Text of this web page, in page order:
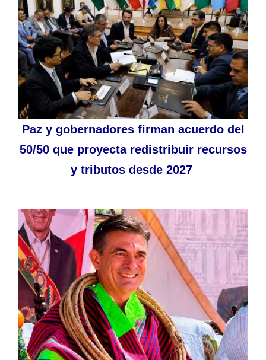
Paz y gobernadores firman acuerdo del
50/50 que proyecta redistribuir recursos
y tributos desde 2027